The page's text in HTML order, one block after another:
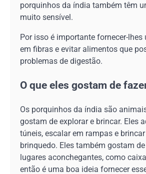
porquinhos da índia também têm
muito sensível.
Por isso é importante fornecer-lhes
em fibras e evitar alimentos que
problemas de digestão.
O que eles gostam de
Os porquinhos da índia são
gostam de explorar e brincar. Eles
túneis, escalar em rampas e
brinquedo. Eles também gostam
lugares aconchegantes, como
então é uma boa ideia fornecer